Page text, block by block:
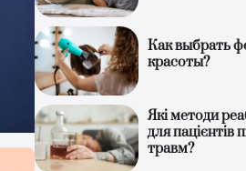
Как выбрать
красоты?
Які методи
для пацієнтів
травм?